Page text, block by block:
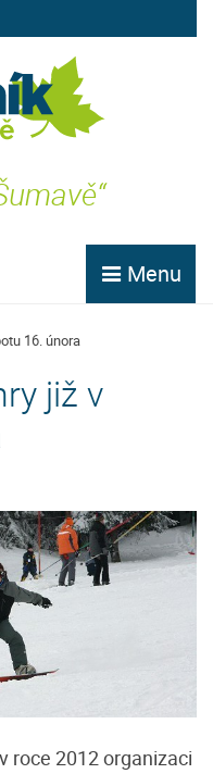
Menu
16. února
již v
roce 2012 organizaci